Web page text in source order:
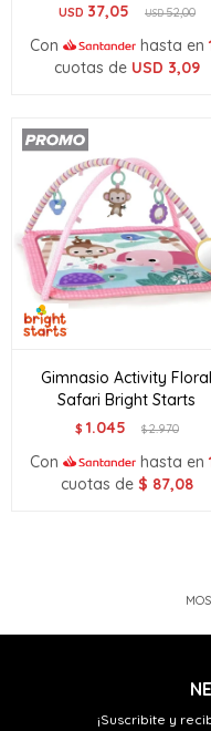
USD 37,05 USD52,00
Con hasta en
cuotas de USD 3,09
Gimnasio Activity Floral
Safari Bright Starts
$ 1.045 $2.970
Con hasta en
cuotas de $ 87,08
¡Suscribite y